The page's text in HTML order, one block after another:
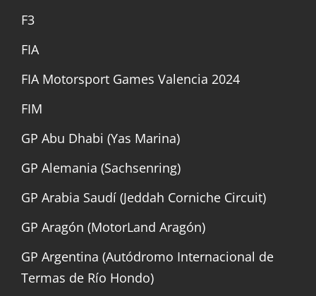
F3
FIA
FIA Motorsport Games Valencia 2024
FIM
GP Abu Dhabi (Yas Marina)
GP Alemania (Sachsenring)
GP Arabia Saudí (Jeddah Corniche Circuit)
GP Aragón (MotorLand Aragón)
GP Argentina (Autódromo Internacional de
Termas de Río Hondo)